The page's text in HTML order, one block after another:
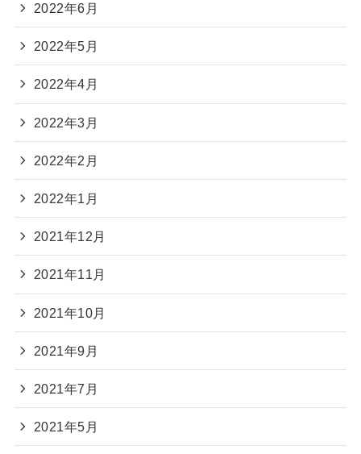
2022年6月
2022年5月
2022年4月
2022年3月
2022年2月
2022年1月
2021年12月
2021年11月
2021年10月
2021年9月
2021年7月
2021年5月